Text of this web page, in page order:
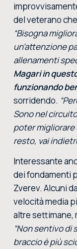
del veterano
“Bisogna
un’attenzione
allenamenti
Magari in
funzionando
sorridendo.
Sono nel
poter migliorare
resto, vai
Interessante
dei fondamenti
Zverev. Alcuni
velocità media
altre settimane,
“Non sentivo di
braccio è più